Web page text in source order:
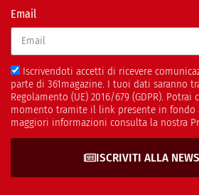
Email
Iscrivendoti accetti di ricevere
parte di 361magazine. I tuoi dati saranno
Regolamento (UE) 2016/679 (GDPR).
momento tramite il link presente in fondo
maggiori informazioni consulta la nostra
ISCRIVITI ALLA